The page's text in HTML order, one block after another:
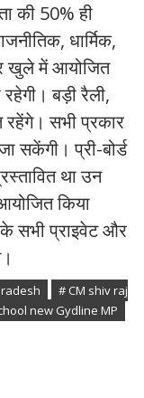
की 50% ही
धार्मिक,
खुले में आयोजित
बड़ी रैली,
सभी प्रकार
सकेंगी। प्री-बोर्ड
था उन
किया
सभी प्राइवेट और
# CM shiv raj
new Gydline MP